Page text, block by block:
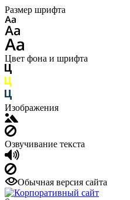
Размер шрифта
Цвет фона и шрифта
Изображения
Озвучивание текста
Обычная версия сайта